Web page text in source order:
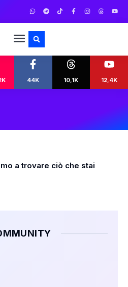
44K 10,1K 12,4K
a trovare ciò che stai